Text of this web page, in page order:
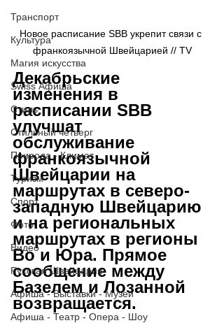
Транспорт
Культура
Магия искусства
Swiss Афиша
Стиль
Стильный четверг
Природа - Климат
Туризм
Спорт
Фото
Видео
Русская Швейцария
Афиша - Выставки - Музеи
Афиша - Театр - Опера - Шоу
Новое расписание SBB укрепит связи с
франкоязычной Швейцарией // TV
Декабрьские
изменения в
расписании SBB
улучшат
обслуживание
франкоязычной
Швейцарии на
маршрутах в северо-
западную Швейцарию
и на региональных
маршрутах в регионы
Во и Юра. Прямое
сообщение между
Базелем и Лозанной
возвращается.